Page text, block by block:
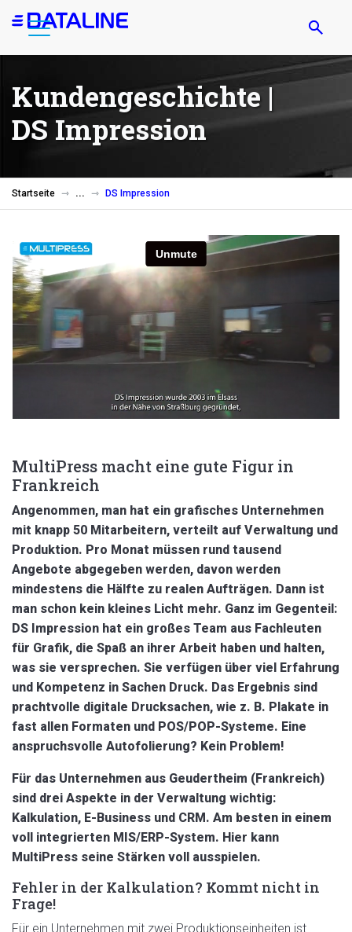
Direkt
zum
Kundengeschichte |
DS Impression
Startseite DS Impression
MultiPress macht eine gute Figur in
Frankreich
Angenommen, man hat ein grafisches Unternehmen
mit knapp 50 Mitarbeitern, verteilt auf Verwaltung und
Produktion. Pro Monat müssen rund tausend
Angebote abgegeben werden, davon werden
mindestens die Hälfte zu realen Aufträgen. Dann ist
man schon kein kleines Licht mehr. Ganz im Gegenteil:
DS Impression hat ein großes Team aus Fachleuten
für Grafik, die Spaß an ihrer Arbeit haben und halten,
was sie versprechen. Sie verfügen über viel Erfahrung
und Kompetenz in Sachen Druck. Das Ergebnis sind
prachtvolle digitale Drucksachen, wie z. B. Plakate in
fast allen Formaten und POS/POP-Systeme. Eine
anspruchsvolle Autofolierung? Kein Problem!
Für das Unternehmen aus Geudertheim (Frankreich)
sind drei Aspekte in der Verwaltung wichtig:
Kalkulation, E-Business und CRM. Am besten in einem
voll integrierten MIS/ERP-System. Hier kann
MultiPress seine Stärken voll ausspielen.
Fehler in der Kalkulation? Kommt nicht in
Frage!
Für ein Unternehmen mit zwei Produktionseinheiten ist